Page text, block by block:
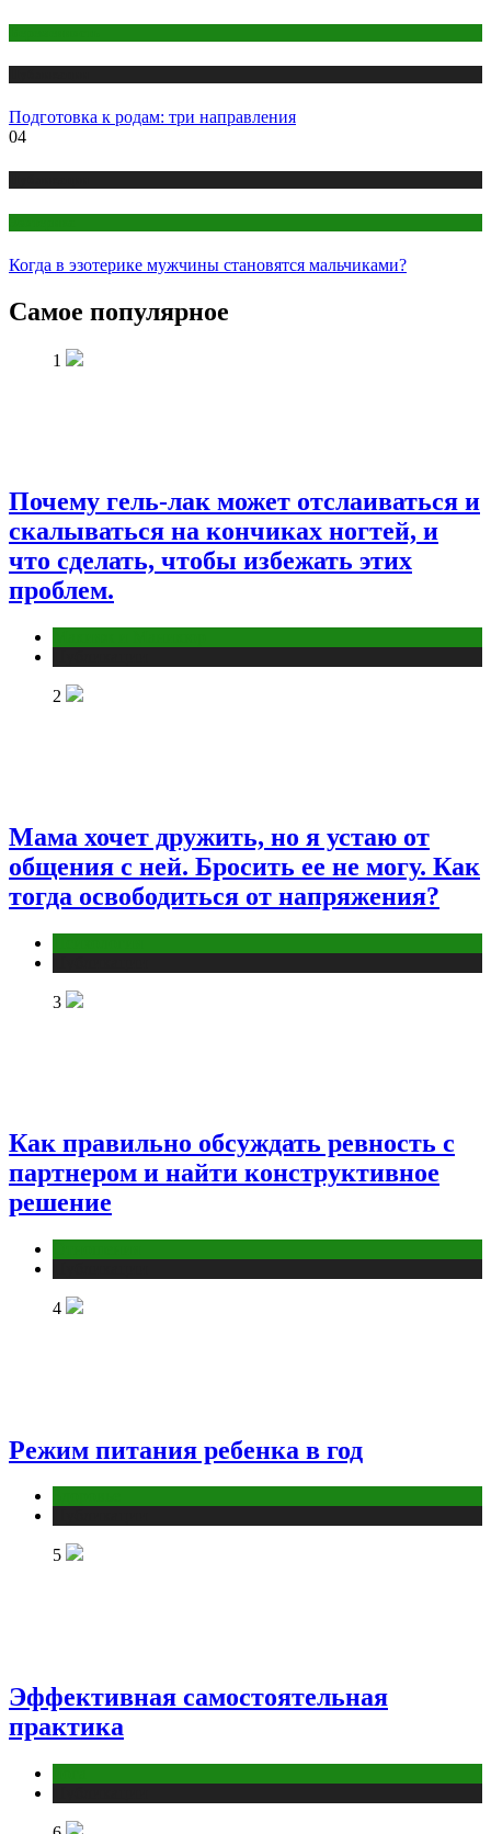
Подготовка к родам: три направления
04
Когда в эзотерике мужчины становятся мальчиками?
Самое популярное
1
Почему гель-лак может отслаиваться и
скалываться на кончиках ногтей, и
что сделать, чтобы избежать этих
проблем.
2
Мама хочет дружить, но я устаю от
общения с ней. Бросить ее не могу. Как
тогда освободиться от напряжения?
3
Как правильно обсуждать ревность с
партнером и найти конструктивное
решение
4
Режим питания ребенка в год
5
Эффективная самостоятельная
практика